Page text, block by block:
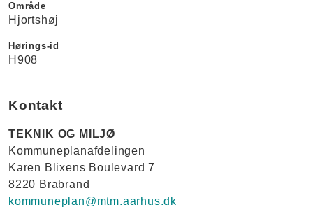
Område
Hjortshøj
Hørings-id
H908
Kontakt
TEKNIK OG MILJØ
Kommuneplanafdelingen
Karen Blixens Boulevard 7
8220 Brabrand
kommuneplan@mtm.aarhus.dk